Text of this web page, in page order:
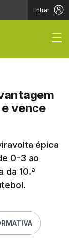
Entrar
vence
épica
0-3 ao
da 10.ª